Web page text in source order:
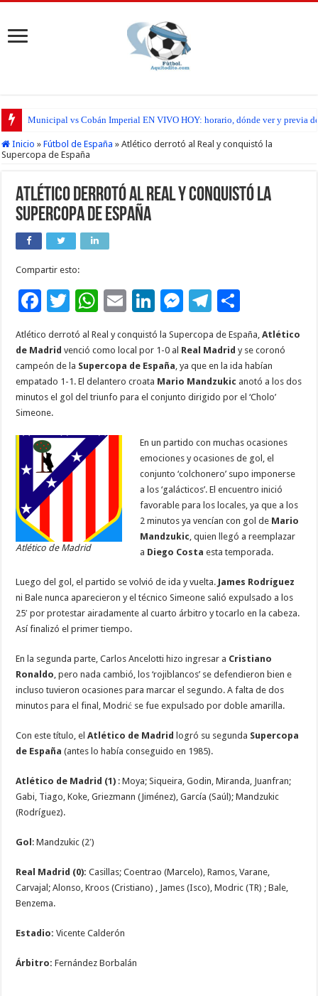
Municipal vs Cobán Imperial EN VIVO HOY: horario, dónde ver y previa
Inicio » Fútbol de España » Atlético derrotó al Real y conquistó la
Supercopa de España
Atlético derrotó al Real y conquistó la
Supercopa de España
Compartir esto:
F
ac
e
b
o
o
k
T
wi
tt
er
W
h
at
sA
p
E
m
ai
l
Li
n
k
e
dI
M
se
n
g
T
el
e
gr
a
m
p
ar
r
Atlético derrotó al Real y conquistó la Supercopa de España,Atlético
de Madrid venció como local por 1-0 al Real Madrid y se coronó
campeón de la Supercopa de España, ya que en la ida habían
empatado 1-1. El delantero croata Mario Mandzukic anotó a los dos
minutos el gol del triunfo para el conjunto dirigido por el ‘Cholo’
Simeone.
Atlético de Madrid
En un partido con muchas ocasiones
emociones y ocasiones de gol, el
conjunto ‘colchonero’ supo imponerse
a los ‘galácticos’. El encuentro inició
favorable para los locales, ya que a los
2 minutos ya vencían con gol de Mario
Mandzukic, quien llegó a reemplazar
a Diego Costa esta temporada.
Luego del gol, el partido se volvió de ida y vuelta. James Rodríguez
ni Bale nunca aparecieron y el técnico Simeone salió expulsado a los
25′ por protestar airadamente al cuarto árbitro y tocarlo en la cabeza.
Así finalizó el primer tiempo.
En la segunda parte, Carlos Ancelotti hizo ingresar a Cristiano
Ronaldo, pero nada cambió, los ‘rojiblancos’ se defendieron bien e
incluso tuvieron ocasiones para marcar el segundo. A falta de dos
minutos para el final, Modrić se fue expulsado por doble amarilla.
Con este título, elAtlético de Madrid logró su segunda Supercopa
de España (antes lo había conseguido en 1985).
Atlético de Madrid (1) : Moya; Siqueira, Godin, Miranda, Juanfran;
Gabi, Tiago, Koke, Griezmann (Jiménez), García (Saúl); Mandzukic
(Rodríguez).
Gol : Mandzukic (2′)
Real Madrid (0): Casillas; Coentrao (Marcelo), Ramos, Varane,
Carvajal; Alonso, Kroos (Cristiano) , James (Isco), Modric (TR) ; Bale,
Benzema.
Estadio: Vicente Calderón
Árbitro: Fernández Borbalán